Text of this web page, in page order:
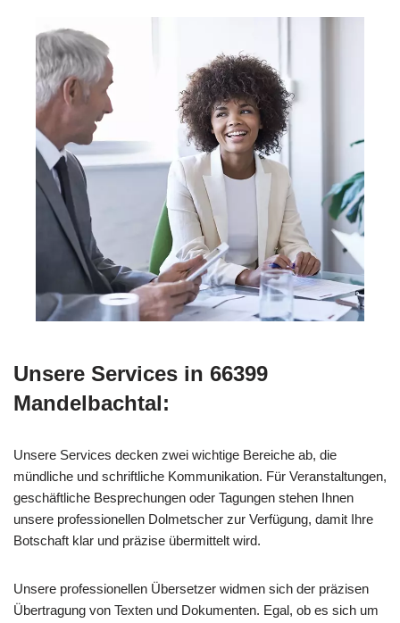
Unsere Services in 66399
Mandelbachtal:
Unsere Services decken zwei wichtige Bereiche ab, die
mündliche und schriftliche Kommunikation. Für Veranstaltungen,
geschäftliche Besprechungen oder Tagungen stehen Ihnen
unsere professionellen Dolmetscher zur Verfügung, damit Ihre
Botschaft klar und präzise übermittelt wird.
Unsere professionellen Übersetzer widmen sich der präzisen
Übertragung von Texten und Dokumenten. Egal, ob es sich um